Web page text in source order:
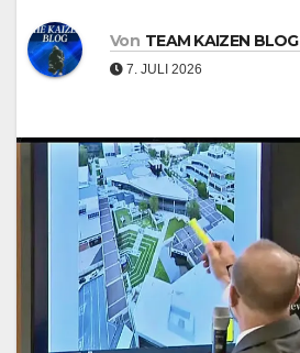
Von TEAM KAIZEN BLOG
7. JULI 2026